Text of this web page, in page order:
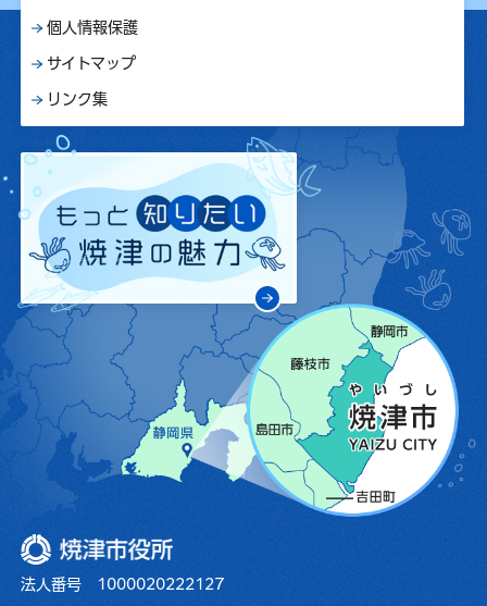
個人情報保護
サイトマップ
リンク集
焼津市役所
法人番号 1000020222127